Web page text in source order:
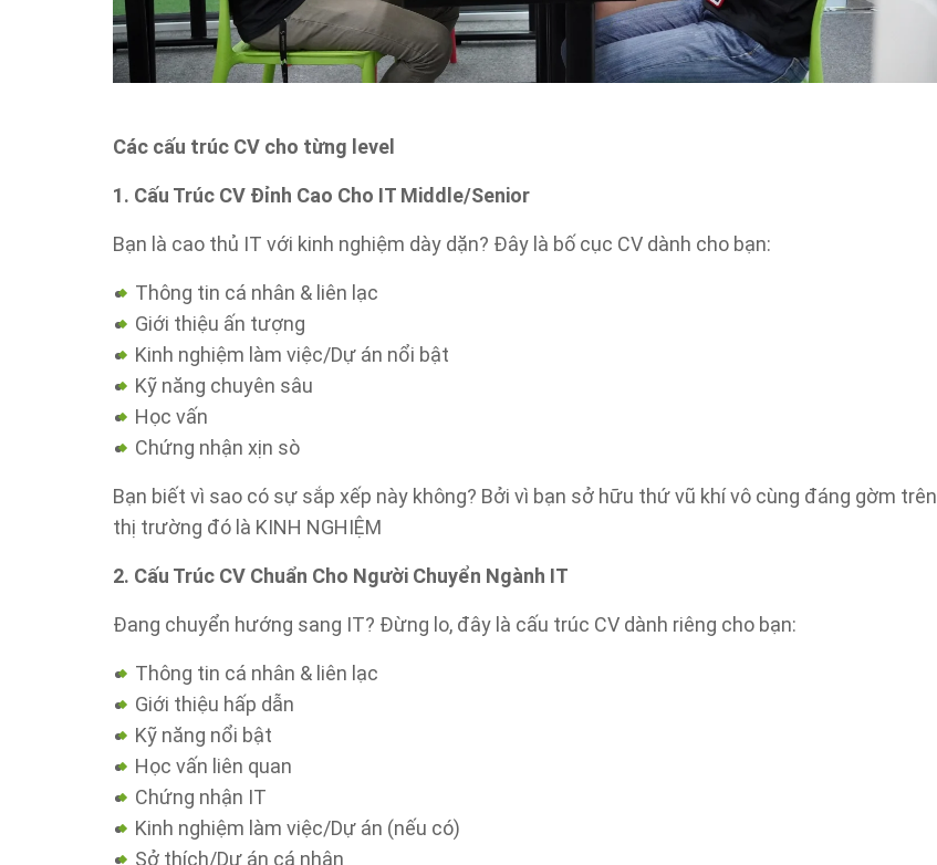
Các cấu trúc CV cho từng level
1. Cấu Trúc CV Đỉnh Cao Cho IT Middle/Senior
Bạn là cao thủ IT với kinh nghiệm dày dặn? Đây là bố cục CV dành cho bạn:
Thông tin cá nhân & liên lạc
Giới thiệu ấn tượng
Kinh nghiệm làm việc/Dự án nổi bật
Kỹ năng chuyên sâu
Học vấn
Chứng nhận xịn sò
Bạn biết vì sao có sự sắp xếp này không? Bởi vì bạn sở hữu thứ vũ khí vô cùng đáng gờm trên
thị trường đó là KINH NGHIỆM
2. Cấu Trúc CV Chuẩn Cho Người Chuyển Ngành IT
Đang chuyển hướng sang IT? Đừng lo, đây là cấu trúc CV dành riêng cho bạn:
Thông tin cá nhân & liên lạc
Giới thiệu hấp dẫn
Kỹ năng nổi bật
Học vấn liên quan
Chứng nhận IT
Kinh nghiệm làm việc/Dự án (nếu có)
Sở thích/Dự án cá nhân